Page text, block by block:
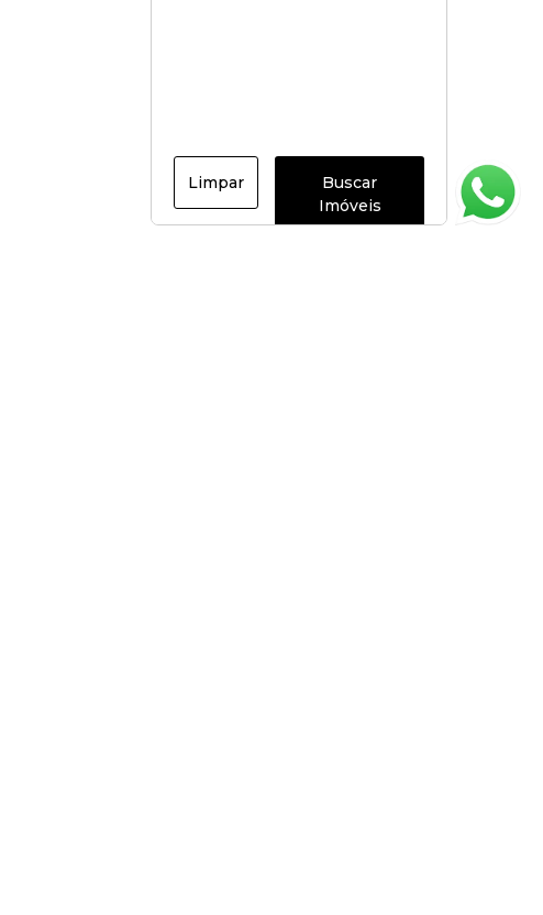
Limpar
Buscar
Imóveis